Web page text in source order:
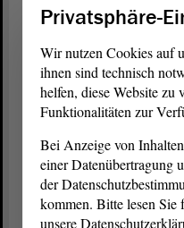
damit so etwas nie
Vizepräsidentin
Petra Grimm-Benne
Soziales, Gesundheit
Privatsphäre-
Wir nutzen Cookies auf
ihnen sind technisch
helfen, diese Website zu
Funktionalitäten zur
Bei Anzeige von
einer Datenübertragung
der
kommen. Bitte lesen
unsere